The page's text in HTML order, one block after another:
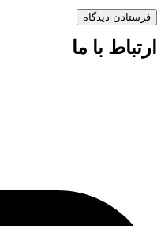
فرستادن دیدگاه
ارتباط با ما